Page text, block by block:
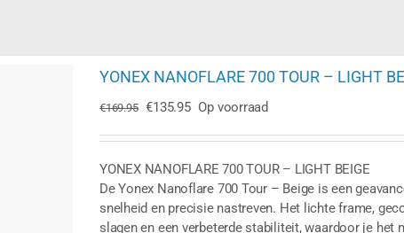
YONEX NANOFLARE 700 TOUR – LIGHT
€169.95 Oorspronkelijke
was:
€169.95.
€135.95Huidige
is:
€135.95.
Op voorraad
YONEX NANOFLARE 700 TOUR – LIGHT BEIGE
De Yonex Nanoflare 700 Tour – Beige is een
snelheid en precisie nastreven. Het lichte frame,
slagen en een verbeterde stabiliteit, waardoor je het